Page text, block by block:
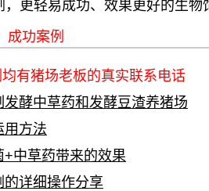
轻易成功、效果更好的生物
成功案例
均有猪场老板的真实联系电话
酵中草药和发酵豆渣养猪场
用方法
中草药带来的效果
详细操作分享